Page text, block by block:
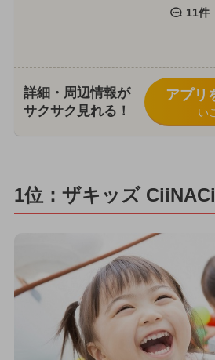
11件
詳細・周辺情報が
サクサク見れる！
アプリ
い
1位：ザキッズ